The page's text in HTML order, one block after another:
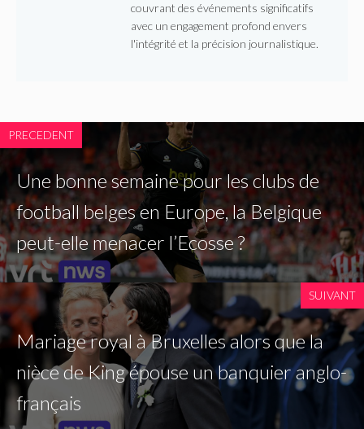
couvrant des événements significatifs
avec un engagement profond envers
l'intégrité et la précision journalistique.
PRECEDENT
Une bonne semaine pour les clubs de
football belges en Europe, la Belgique
peut-elle menacer l’Ecosse ?
SUIVANT
Mariage royal à Bruxelles alors que la
nièce de King épouse un banquier anglo-
français